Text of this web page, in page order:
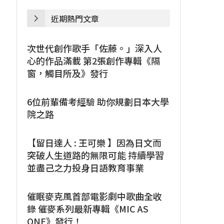
近期熱門文章
次世代創作歌手「佐藤。」深入人
心的作品滿載 第2張創作專輯《隔
窗，觸目所及》發行
6位前輩備考經驗 助你規劃日本大學
院之路
【留日達人 : 王可樂 】因為日文而
突破人生道路的無限可能 持續學習
並盡己之力投身日語教育事業
催眠麥克風首部電影劇中歌曲全收
錄 催麥系列最新專輯《MIC AS
ONE》發行！